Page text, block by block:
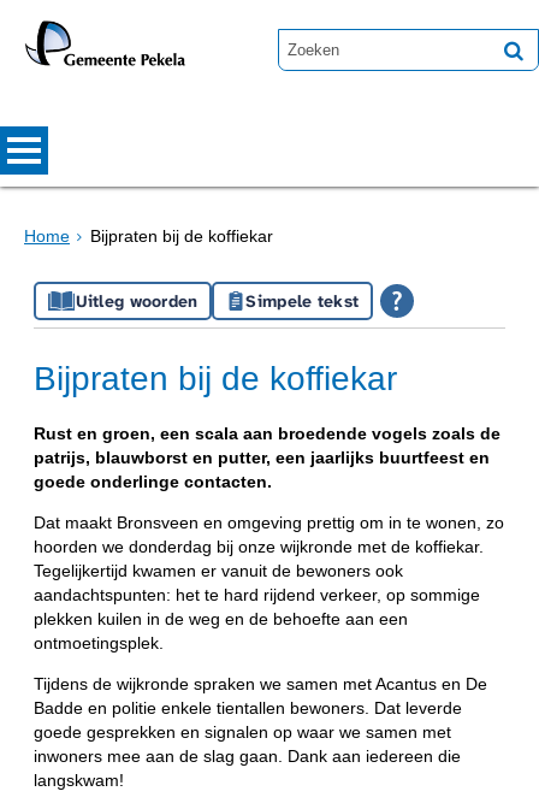
Home Bijpraten bij de koffiekar
Uitleg woorden Simpele tekst
Bijpraten bij de koffiekar
Rust en groen, een scala aan broedende vogels zoals de
patrijs, blauwborst en putter, een jaarlijks buurtfeest en
goede onderlinge contacten.
Dat maakt Bronsveen en omgeving prettig om in te wonen, zo
hoorden we donderdag bij onze wijkronde met de koffiekar.
Tegelijkertijd kwamen er vanuit de bewoners ook
aandachtspunten: het te hard rijdend verkeer, op sommige
plekken kuilen in de weg en de behoefte aan een
ontmoetingsplek.
Tijdens de wijkronde spraken we samen met Acantus en De
Badde en politie enkele tientallen bewoners. Dat leverde
goede gesprekken en signalen op waar we samen met
inwoners mee aan de slag gaan. Dank aan iedereen die
langskwam!